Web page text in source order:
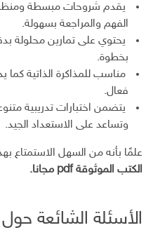
يقدم شروحات مبسطة
الفهم والمراجعة بسهولة.
يحتوي على تمارين محلولة
بخطوة.
مناسب للمذاكرة الذاتية
فعال.
يتضمن اختبارات تدريبية
وتساعد على الاستعداد الجيد.
علمًا بأنه من السهل الاستمتاع
الكتب الموثوقة pdf مجانا.
الأسئلة الشائعة